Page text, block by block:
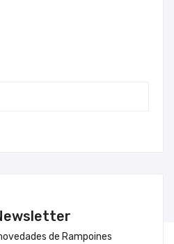
de Rampoines